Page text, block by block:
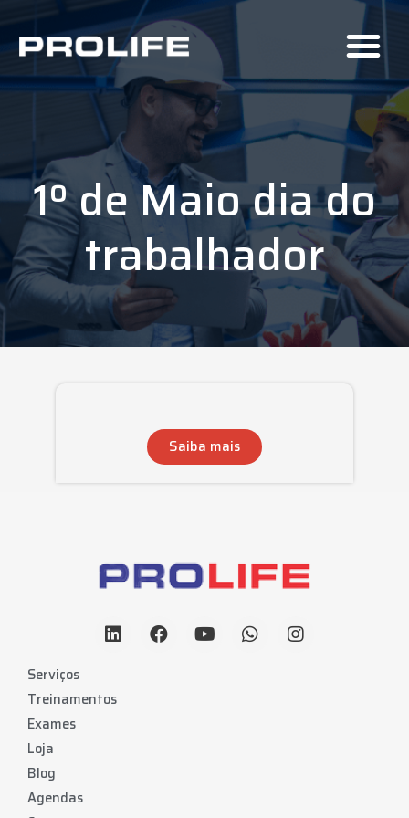
1º de Maio dia do
trabalhador
Saiba mais
Serviços
Treinamentos
Exames
Loja
Blog
Agendas